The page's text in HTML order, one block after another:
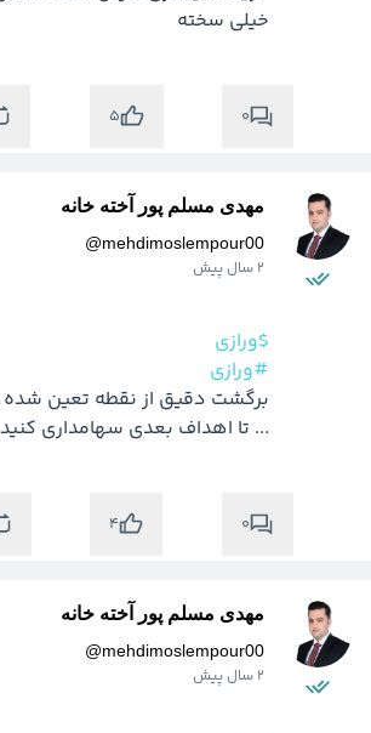
خیلی سخته
0
5
مهدی مسلم پور آخته خانه
@mehdimoslempour00
2 سال پیش
$ورازی
#ورازی
... تا اهداف بعدی سهامداری کنید
0
4
مهدی مسلم پور آخته خانه
@mehdimoslempour00
2 سال پیش